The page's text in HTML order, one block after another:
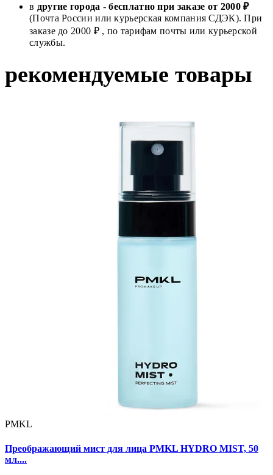
в другие города -бесплатно при заказе от 2000 ₽
(Почта России или курьерская компания СДЭК). При
заказе до 2000 ₽ , по тарифам почты или курьерской
службы.
рекомендуемые товары
PMKL
Преображающий мист для лица PMKL HYDRO MIST, 50
мл....